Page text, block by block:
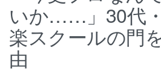
いか……」30代
楽スクールの門
由